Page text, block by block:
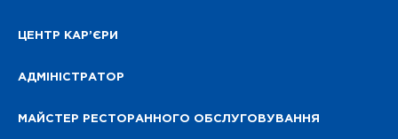
ЦЕНТР КАР’ЄРИ
АДМІНІСТРАТОР
МАЙСТЕР РЕСТОРАННОГО ОБСЛУГОВУВАННЯ